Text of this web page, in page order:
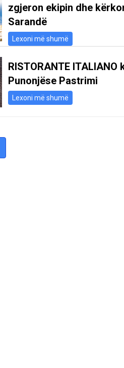
zgjeron ekipin dhe
Sarandë
Lexoni më shumë
RISTORANTE ITALIANO
Punonjëse Pastrimi
Lexoni më shumë